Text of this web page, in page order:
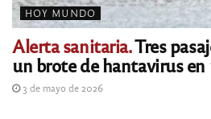
HOY MUNDO
Alerta sanitaria.Tres
un brote de hantavirus en
3 de mayo de 2026